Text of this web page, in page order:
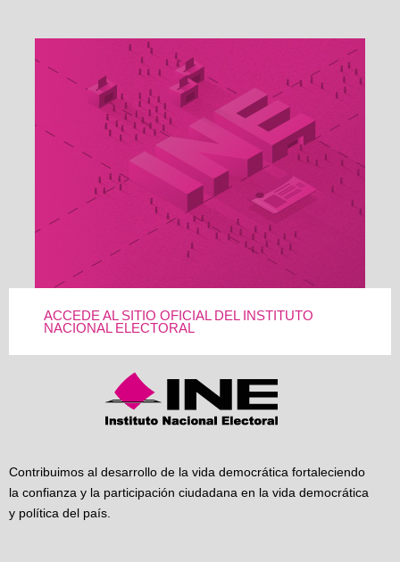
ACCEDE AL SITIO OFICIAL DEL INSTITUTO
NACIONAL ELECTORAL
Contribuimos al desarrollo de la vida democrática fortaleciendo
la confianza y la participación ciudadana en la vida democrática
y política del país.